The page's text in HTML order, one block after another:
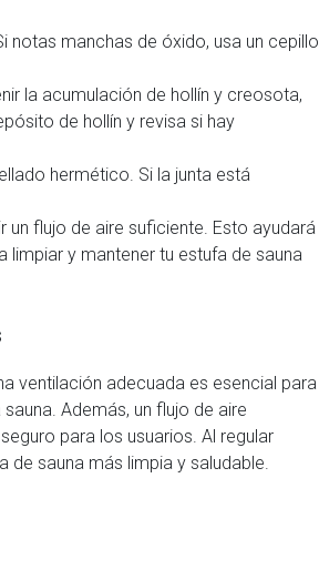
notas manchas de óxido, usa un cepillo
la acumulación de hollín y creosota,
de hollín y revisa si hay
hermético. Si la junta está
un flujo de aire suficiente. Esto ayudará
y mantener tu estufa de sauna
ventilación adecuada es esencial para
Además, un flujo de aire
para los usuarios. Al regular
de sauna más limpia y saludable.